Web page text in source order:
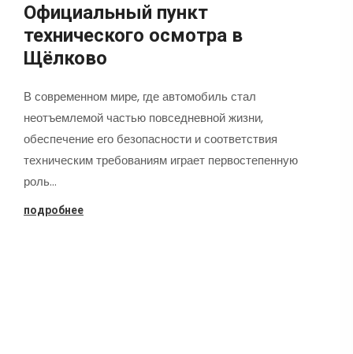
Официальный пункт
технического осмотра в
Щёлково
В современном мире, где автомобиль стал
неотъемлемой частью повседневной жизни,
обеспечение его безопасности и соответствия
техническим требованиям играет первостепенную
роль…
подробнее